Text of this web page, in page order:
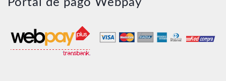
Portal de pago Webpay